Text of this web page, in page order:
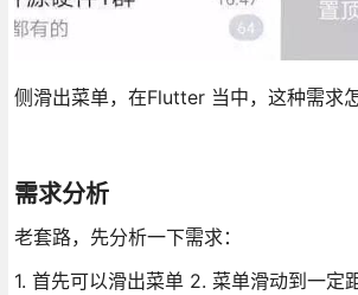
侧滑出菜单，在Flutter 当中，这种需求
需求分析
老套路，先分析一下需求：
1. 首先可以滑出菜单 2. 菜单滑动到一定